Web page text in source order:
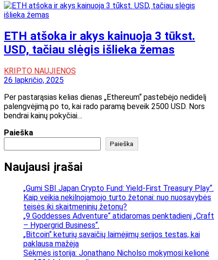
ETH atšoka ir akys kainuoja 3 tūkst.
USD, tačiau slėgis išlieka žemas
KRIPTO NAUJIENOS
26 lapkričio, 2025
Per pastarąsias kelias dienas „Ethereum“ pastebėjo nedidelį
palengvėjimą po to, kai rado paramą beveik 2500 USD. Nors
bendrai kainų pokyčiai…
Paieška
Paieška
Naujausi įrašai
„Gumi SBI Japan Crypto Fund: Yield-First Treasury Play“.
Kaip veikia nekilnojamojo turto žetonai: nuo nuosavybės
teisės iki skaitmeninių žetonų?
„9 Goddesses Adventure“ atidaromas penktadienį „Craft
– Hypergrid Business“.
„Bitcoin“ keturių savaičių laimėjimų serijos testas, kai
paklausa mažėja
Sėkmės istorija: Jonathano Nicholso mokymosi kelionė